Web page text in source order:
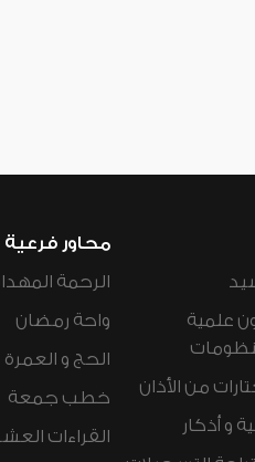
علمية
من الأذان
و أذكار
محاور فرعية
الرحمة
واحة رمضان
الحج و العمرة
خطب جمعة
القراءات